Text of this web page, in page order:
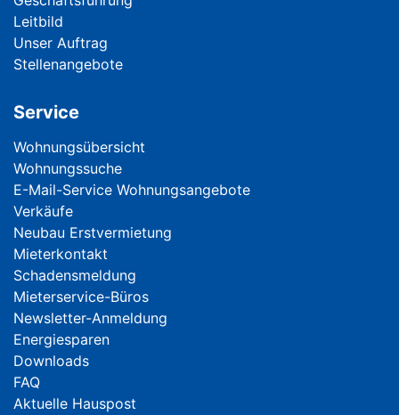
Leitbild
Unser Auftrag
Stellenangebote
Service
Navigation überspringen
Wohnungsübersicht
Wohnungssuche
E-Mail-Service Wohnungsangebote
Verkäufe
Neubau Erstvermietung
Mieterkontakt
Schadensmeldung
Mieterservice-Büros
Newsletter-Anmeldung
Energiesparen
Downloads
FAQ
Aktuelle Hauspost